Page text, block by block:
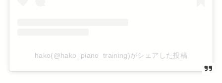
hako(@hako_piano_training)がシェアした投稿